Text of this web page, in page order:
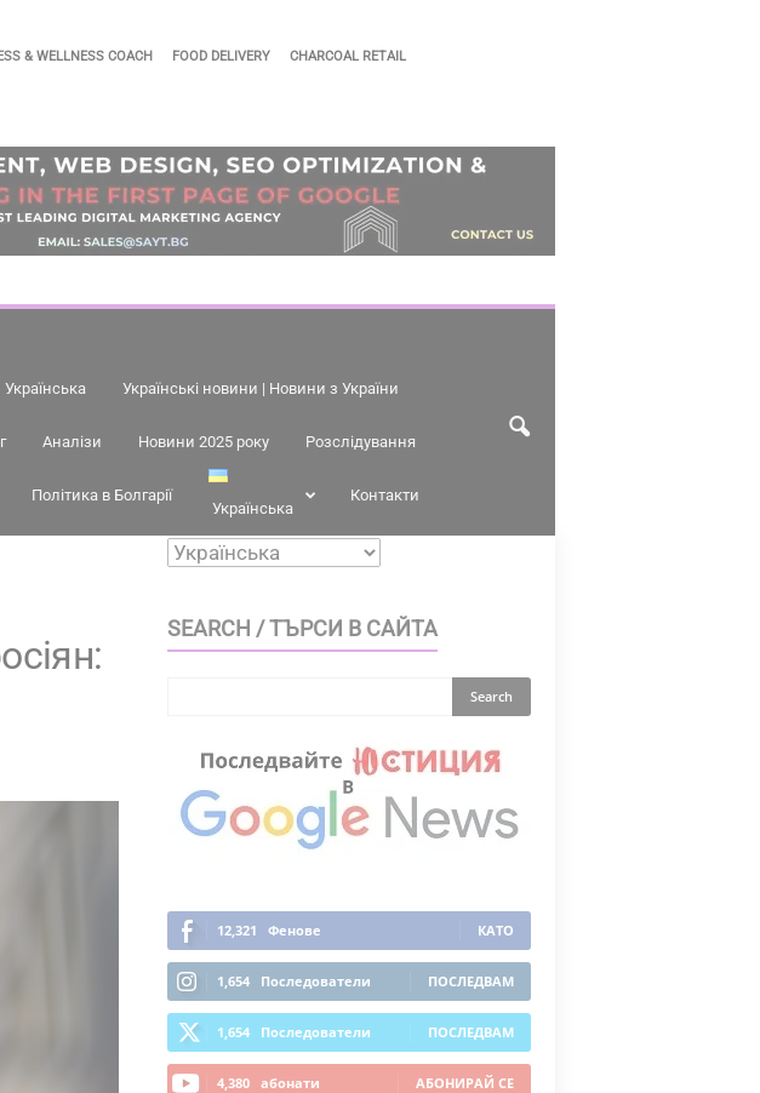
& WELLNESS COACH FOOD DELIVERY CHARCOAL RETAIL
Українські новини | Новини з України
Аналізи Новини 2025 року Розслідування
Політика в Болгарії
Українська
Контакти
SEARCH / ТЪРСИ В САЙТА
12,321 Фенове КАТО
1,654 Последователи ПОСЛЕДВАМ
1,654 Последователи ПОСЛЕДВАМ
4,380 абонати АБОНИРАЙ СЕ